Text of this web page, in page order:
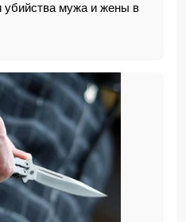
мужа и жены в